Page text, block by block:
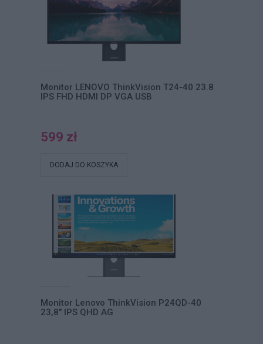
Monitor LENOVO ThinkVision T24-40 23.8
IPS FHD HDMI DP VGA USB
599 zł
DODAJ DO KOSZYKA
Monitor Lenovo ThinkVision P24QD-40
23,8" IPS QHD AG